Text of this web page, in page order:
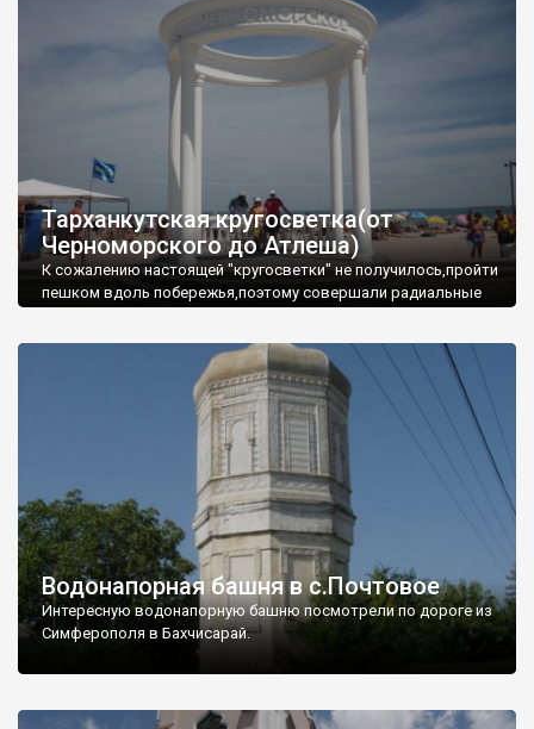
Тарханкутская кругосветка(от
Черноморского до Атлеша)
К сожалению настоящей "кругосветки" не получилось,пройти
пешком вдоль побережья,поэтому совершали радиальные
Водонапорная башня в с.Почтовое
Интересную водонапорную башню посмотрели по дороге из
Симферополя в Бахчисарай.